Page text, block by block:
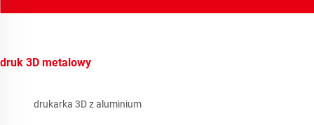
druk 3D metalowy
drukarka 3D z aluminium